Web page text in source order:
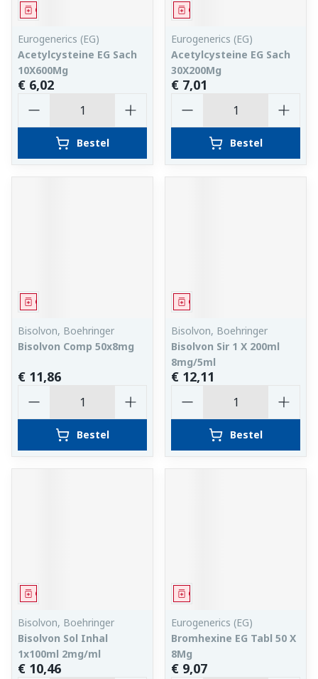
Geneesmiddel
Eurogenerics (EG)
Acetylcysteine EG Sach
10X600Mg
€ 6,02
Bestel
Geneesmiddel
Eurogenerics (EG)
Acetylcysteine EG Sach
30X200Mg
€ 7,01
Bestel
Geneesmiddel
Bisolvon, Boehringer
Bisolvon Comp 50x8mg
€ 11,86
Bestel
Geneesmiddel
Bisolvon, Boehringer
Bisolvon Sir 1 X 200ml
8mg/5ml
€ 12,11
Bestel
Geneesmiddel
Bisolvon, Boehringer
Bisolvon Sol Inhal
1x100ml 2mg/ml
€ 10,46
Geneesmiddel
Eurogenerics (EG)
Bromhexine EG Tabl 50 X
8Mg
€ 9,07